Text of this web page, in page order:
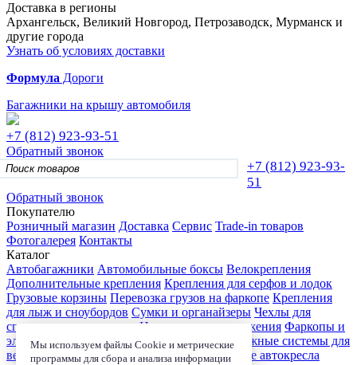
Доставка в регионы
Архангельск, Великий Новгород, Петрозаводск, Мурманск и
другие города
Узнать об условиях доставки
Формула Дороги
Багажники на крышу автомобиля
+7 (812) 923-93-51
Обратный звонок
+7 (812) 923-93-
51
Обратный звонок
Покупателю
Розничный магазин Доставка Сервис Trade-in товаров
Фотогалерея Контакты
Каталог
Автобагажники Автомобильные боксы Велокрепления
Дополнительные крепления Крепления для серфов и лодок
Грузовые корзины Перевозка грузов на фаркопе Крепления
для лыж и сноубордов Сумки и органайзеры Чехлы для
спортивного инвентаря
Цепи противоскольжения Фаркопы и
электрика Детские коляски Велокресла Багажные системы для
велосипедов Чехлы для электроники Детские автокресла
Мы используем файлы Cookie и метрические
программы для сбора и анализа информации